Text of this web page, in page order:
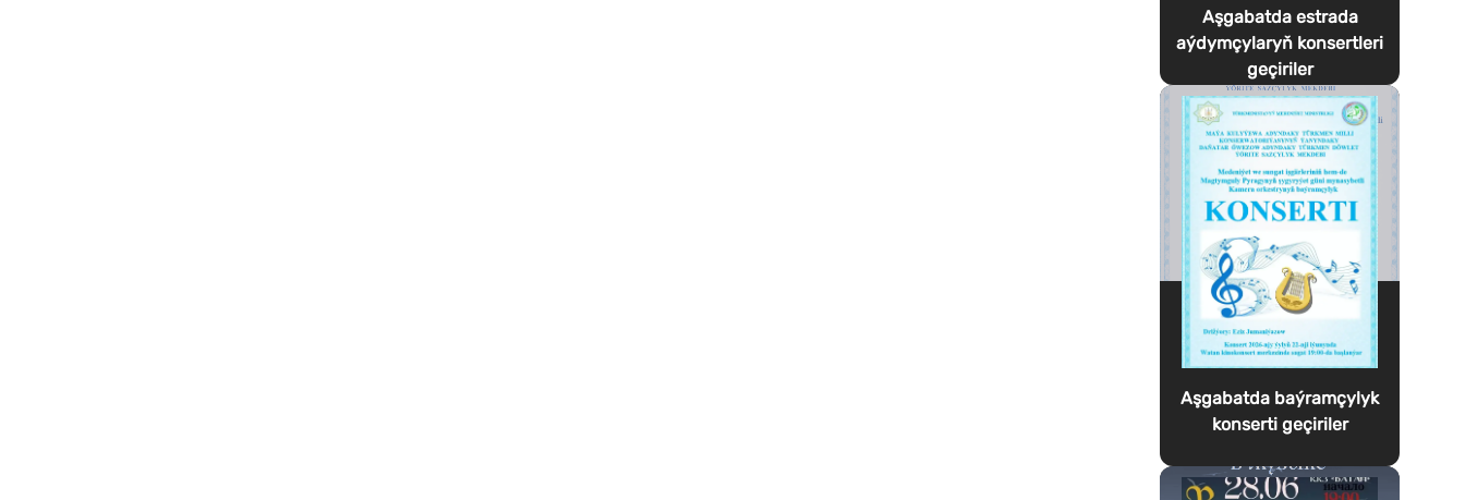
Aşgabatda estrada
aýdymçylaryň konsertleri
geçiriler
Aşgabatda baýramçylyk
konserti geçiriler